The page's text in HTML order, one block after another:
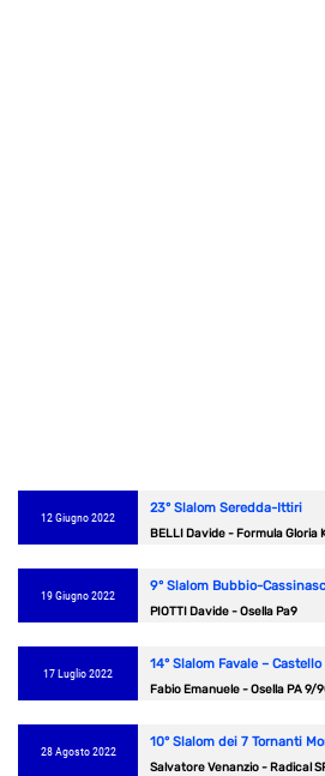
12 Giugno 2022
23° Slalom Seredda-Ittiri
BELLI Davide - Formula Gloria
19 Giugno 2022
9° Slalom Bubbio-
PIOTTI Davide - Osella Pa9
17 Luglio 2022
14° Slalom Favale – Castello
Fabio Emanuele - Osella PA 9/
28 Agosto 2022
10° Slalom dei 7 Tornanti
Salvatore Venanzio - Radical